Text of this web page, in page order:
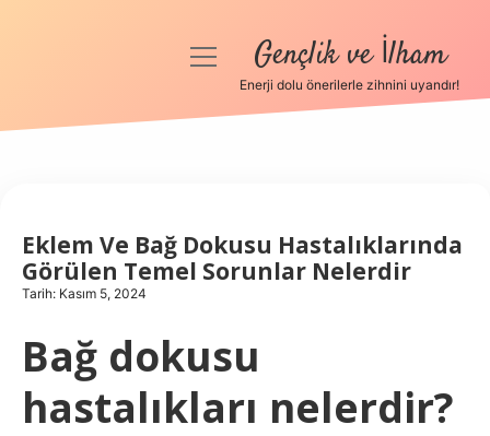
Anasayfa
Hakkımızda
menüyüGençlik ve İlham
Enerji dolu önerilerle zihnini uyandır!
Eklem Ve Bağ Dokusu Hastalıklarında
Görülen Temel Sorunlar Nelerdir
Tarih: Kasım 5, 2024
Bağ dokusu
hastalıkları nelerdir?